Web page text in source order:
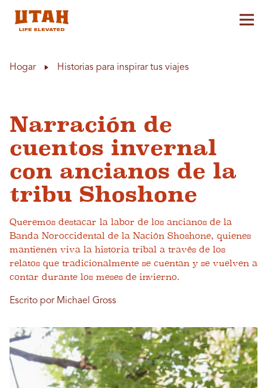
Hogar Historias para inspirar tus viajes
Narración de
cuentos invernal
con ancianos de la
tribu Shoshone
Queremos destacar la labor de los ancianos de la
Banda Noroccidental de la Nación Shoshone, quienes
mantienen viva la historia tribal a través de los
relatos que tradicionalmente se cuentan y se vuelven a
contar durante los meses de invierno.
Escrito por Michael Gross